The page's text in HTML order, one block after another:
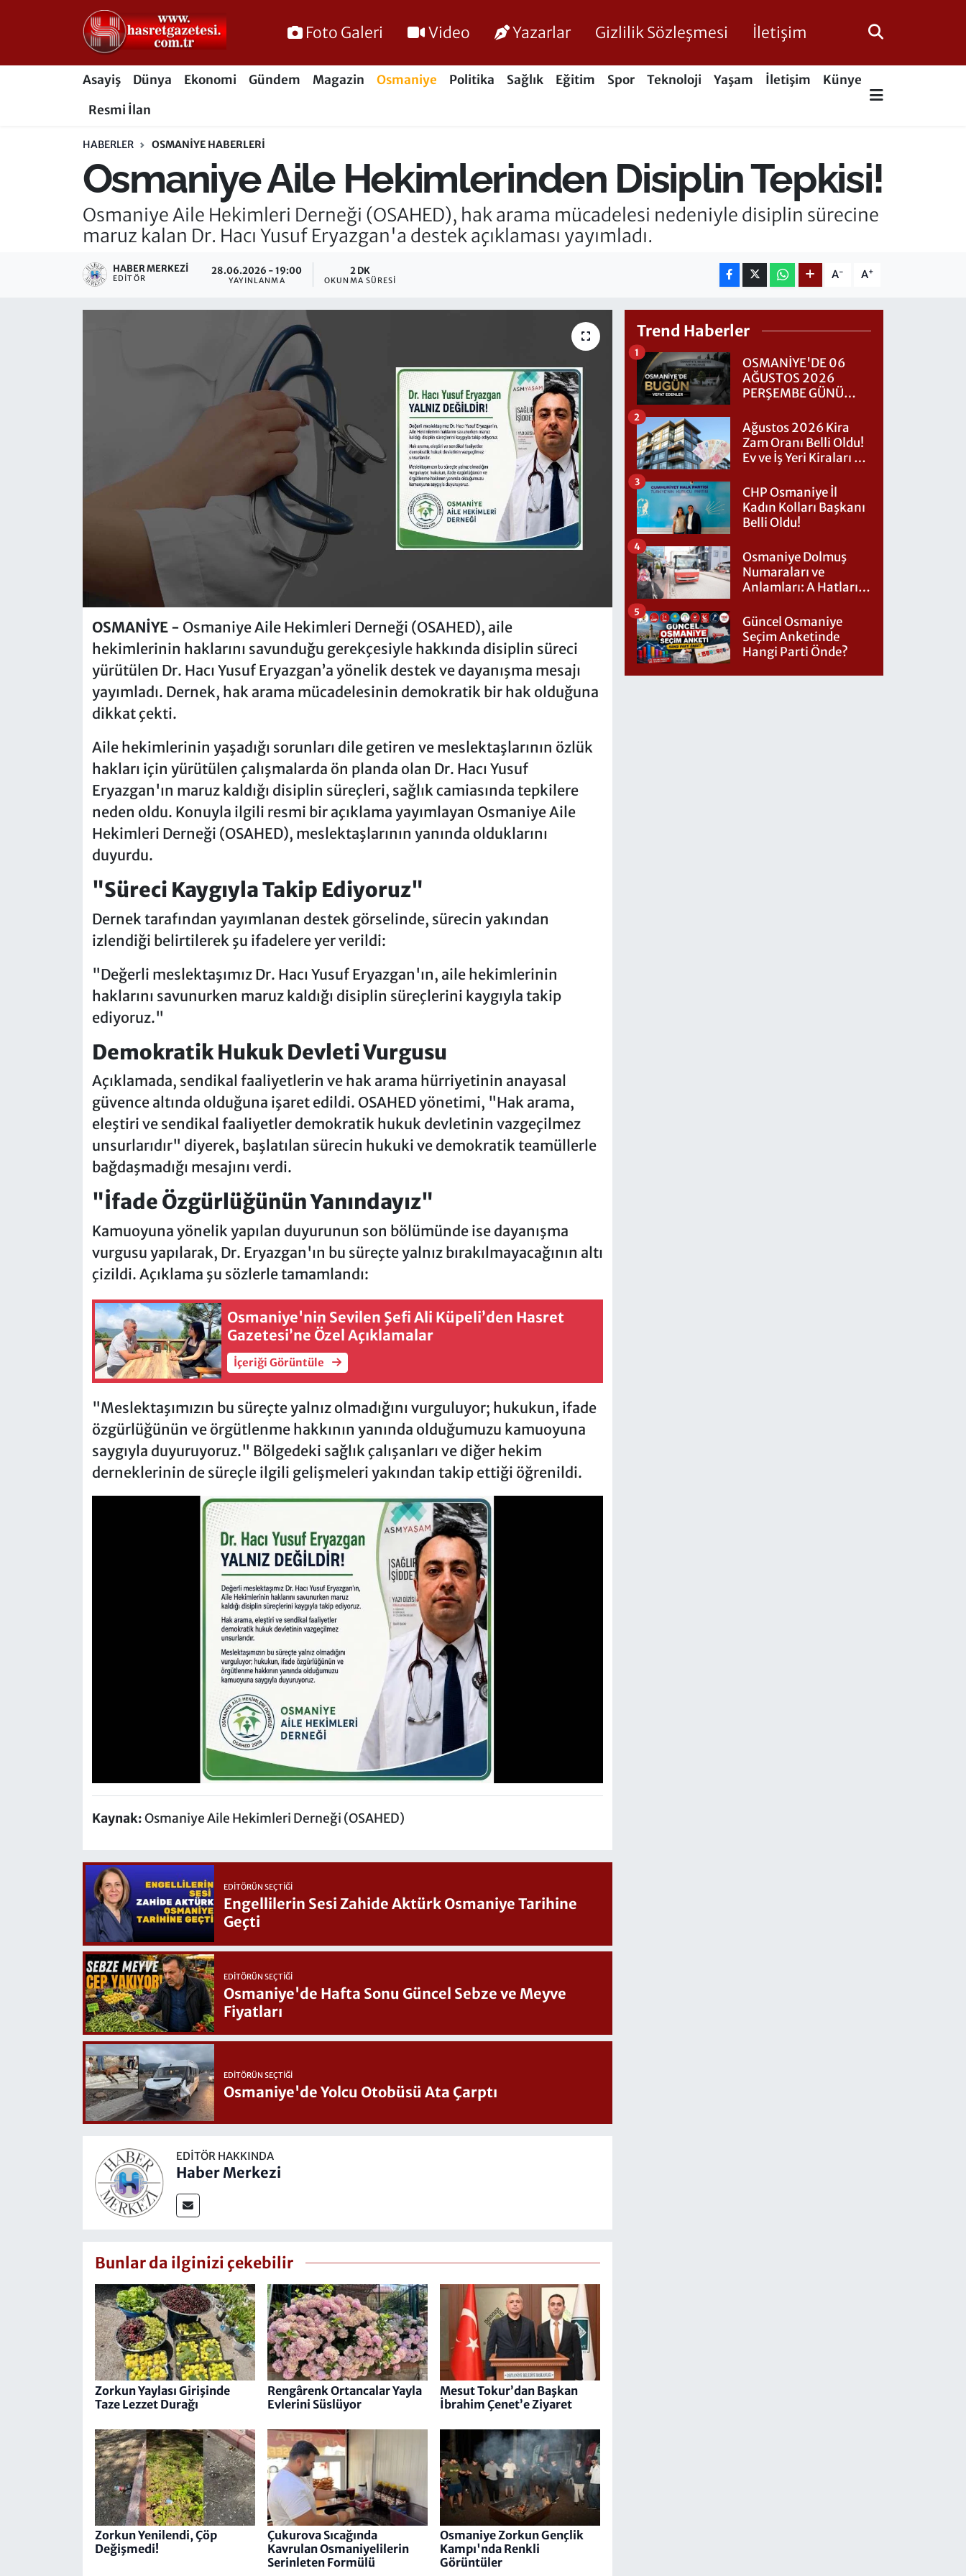
Foto Galeri Video Yazarlar Gizlilik Sözleşmesi İletişim
Asayiş Dünya Ekonomi Gündem Magazin Osmaniye Politika Sağlık Eğitim Spor Teknoloji Yaşam İletişim
Künye
Resmi İlan
HABERLER OSMANIYE HABERLERI
Osmaniye Aile Hekimlerinden Disiplin Tepkisi!
Osmaniye Aile Hekimleri Derneği (OSAHED), hak arama mücadelesi nedeniyle disiplin sürecine
maruz kalan Dr. Hacı Yusuf Eryazgan'a destek açıklaması yayımladı.
HABER MERKEZI
EDITÖR
28.06.2026 - 19:00
YAYINLANMA
2 DK
OKUNMA SÜRESI A- A+
OSMANİYE - Osmaniye Aile Hekimleri Derneği (OSAHED), aile
hekimlerinin haklarını savunduğu gerekçesiyle hakkında disiplin süreci
yürütülen Dr. Hacı Yusuf Eryazgan’a yönelik destek ve dayanışma mesajı
yayımladı. Dernek, hak arama mücadelesinin demokratik bir hak olduğuna
dikkat çekti.
Aile hekimlerinin yaşadığı sorunları dile getiren ve meslektaşlarının özlük
hakları için yürütülen çalışmalarda ön planda olan Dr. Hacı Yusuf
Eryazgan'ın maruz kaldığı disiplin süreçleri, sağlık camiasında tepkilere
neden oldu. Konuyla ilgili resmi bir açıklama yayımlayan Osmaniye Aile
Hekimleri Derneği (OSAHED), meslektaşlarının yanında olduklarını
duyurdu.
"Süreci Kaygıyla Takip Ediyoruz"
Dernek tarafından yayımlanan destek görselinde, sürecin yakından
izlendiği belirtilerek şu ifadelere yer verildi:
"Değerli meslektaşımız Dr. Hacı Yusuf Eryazgan'ın, aile hekimlerinin
haklarını savunurken maruz kaldığı disiplin süreçlerini kaygıyla takip
ediyoruz."
Demokratik Hukuk Devleti Vurgusu
Açıklamada, sendikal faaliyetlerin ve hak arama hürriyetinin anayasal
güvence altında olduğuna işaret edildi. OSAHED yönetimi, "Hak arama,
eleştiri ve sendikal faaliyetler demokratik hukuk devletinin vazgeçilmez
unsurlarıdır" diyerek, başlatılan sürecin hukuki ve demokratik teamüllerle
bağdaşmadığı mesajını verdi.
"İfade Özgürlüğünün Yanındayız"
Kamuoyuna yönelik yapılan duyurunun son bölümünde ise dayanışma
vurgusu yapılarak, Dr. Eryazgan'ın bu süreçte yalnız bırakılmayacağının altı
çizildi. Açıklama şu sözlerle tamamlandı:
Osmaniye'nin Sevilen Şefi Ali Küpeli’den Hasret
Gazetesi’ne Özel Açıklamalar
İçeriği Görüntüle
"Meslektaşımızın bu süreçte yalnız olmadığını vurguluyor; hukukun, ifade
özgürlüğünün ve örgütlenme hakkının yanında olduğumuzu kamuoyuna
saygıyla duyuruyoruz." Bölgedeki sağlık çalışanları ve diğer hekim
derneklerinin de süreçle ilgili gelişmeleri yakından takip ettiği öğrenildi.
Kaynak:Osmaniye Aile Hekimleri Derneği (OSAHED)
EDITÖRÜN SEÇTIĞI
Engellilerin Sesi Zahide Aktürk Osmaniye Tarihine
Geçti
EDITÖRÜN SEÇTIĞI
Osmaniye'de Hafta Sonu Güncel Sebze ve Meyve
Fiyatları
EDITÖRÜN SEÇTIĞI
Osmaniye'de Yolcu Otobüsü Ata Çarptı
EDITÖR HAKKINDA
Haber Merkezi
Bunlar da ilginizi çekebilir
Zorkun Yaylası Girişinde
Taze Lezzet Durağı
Rengârenk Ortancalar Yayla
Evlerini Süslüyor
Mesut Tokur’dan Başkan
İbrahim Çenet’e Ziyaret
Zorkun Yenilendi, Çöp
Değişmedi!
Çukurova Sıcağında
Kavrulan Osmaniyelilerin
Serinleten Formülü
Osmaniye Zorkun Gençlik
Kampı'nda Renkli
Görüntüler
Trend Haberler
OSMANİYE'DE 06
AĞUSTOS 2026
PERŞEMBE GÜNÜ
1
Ağustos 2026 Kira
Zam Oranı Belli Oldu!
Ev ve İş Yeri Kiraları Ne
2
CHP Osmaniye İl
Kadın Kolları Başkanı
Belli Oldu!
3
Osmaniye Dolmuş
Numaraları ve
Anlamları: A Hatları
4
Güncel Osmaniye
Seçim Anketinde
Hangi Parti Önde?
5
Osmaniye Nöbetçi Eczaneler
Osmaniye Hava Durumu
Süper Lig Puan Durumu ve Fikstür
Son Dakika Haberleri
Haber Arşivi